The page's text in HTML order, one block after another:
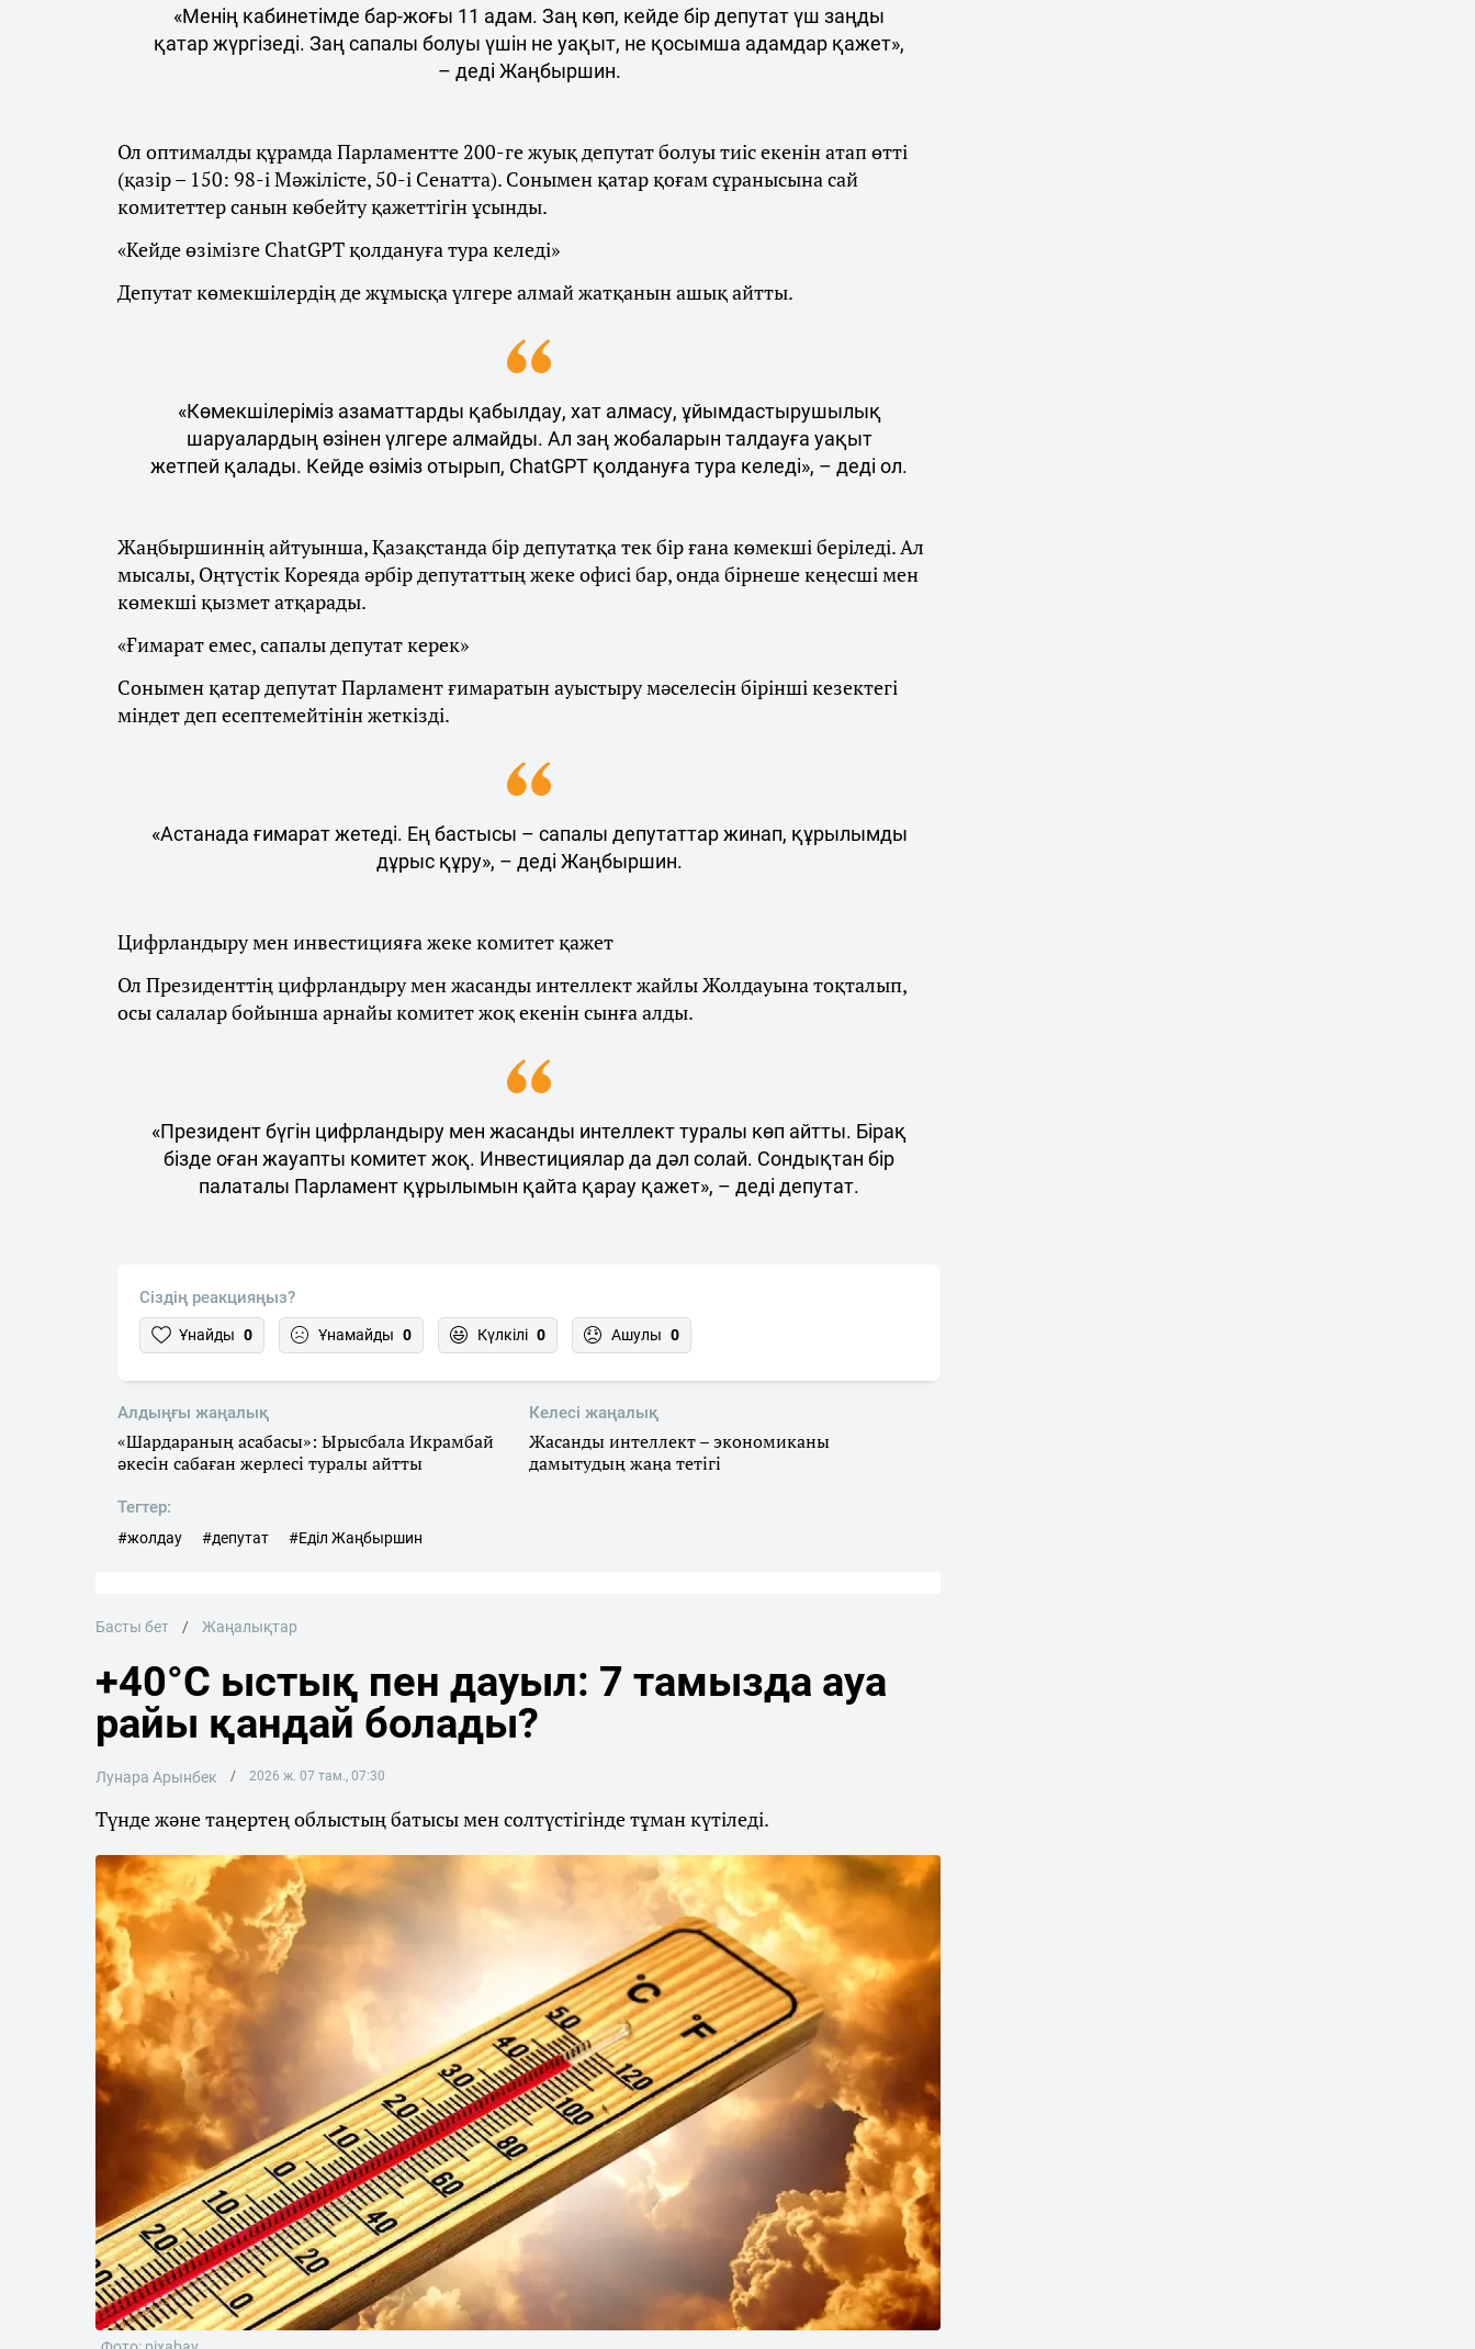
«Менің кабинетімде бар-жоғы 11 адам. Заң көп, кейде бір депутат үш заңды
қатар жүргізеді. Заң сапалы болуы үшін не уақыт, не қосымша адамдар қажет»,
– деді Жаңбыршин.
Ол оптималды құрамда Парламентте 200-ге жуық депутат болуы тиіс екенін атап өтті
(қазір – 150: 98-і Мәжілісте, 50-і Сенатта). Сонымен қатар қоғам сұранысына сай
комитеттер санын көбейту қажеттігін ұсынды.
«Кейде өзімізге ChatGPT қолдануға тура келеді»
Депутат көмекшілердің де жұмысқа үлгере алмай жатқанын ашық айтты.
«Көмекшілеріміз азаматтарды қабылдау, хат алмасу, ұйымдастырушылық
шаруалардың өзінен үлгере алмайды. Ал заң жобаларын талдауға уақыт
жетпей қалады. Кейде өзіміз отырып, ChatGPT қолдануға тура келеді», – деді ол.
Жаңбыршиннің айтуынша, Қазақстанда бір депутатқа тек бір ғана көмекші беріледі. Ал
мысалы, Оңтүстік Кореяда әрбір депутаттың жеке офисі бар, онда бірнеше кеңесші мен
көмекші қызмет атқарады.
«Ғимарат емес, сапалы депутат керек»
Сонымен қатар депутат Парламент ғимаратын ауыстыру мәселесін бірінші кезектегі
міндет деп есептемейтінін жеткізді.
«Астанада ғимарат жетеді. Ең бастысы – сапалы депутаттар жинап, құрылымды
дұрыс құру», – деді Жаңбыршин.
Цифрландыру мен инвестицияға жеке комитет қажет
Ол Президенттің цифрландыру мен жасанды интеллект жайлы Жолдауына тоқталып,
осы салалар бойынша арнайы комитет жоқ екенін сынға алды.
«Президент бүгін цифрландыру мен жасанды интеллект туралы көп айтты. Бірақ
бізде оған жауапты комитет жоқ. Инвестициялар да дәл солай. Сондықтан бір
палаталы Парламент құрылымын қайта қарау қажет», – деді депутат.
Сіздің реакцияңыз?
Ұнайды 0 Ұнамайды 0 Күлкілі 0 Ашулы 0
Алдыңғы жаңалық
«Шардараның асабасы»: Ырысбала Икрамбай
әкесін сабаған жерлесі туралы айтты
Келесі жаңалық
Жасанды интеллект – экономиканы
дамытудың жаңа тетігі
Тегтер:
#жолдау #депутат #Еділ Жаңбыршин
Басты бет Жаңалықтар
+40°C ыстық пен дауыл: 7 тамызда ауа
райы қандай болады?
Лунара Арынбек 2026 ж. 07 там., 07:30
Түнде және таңертең облыстың батысы мен солтүстігінде тұман күтіледі.